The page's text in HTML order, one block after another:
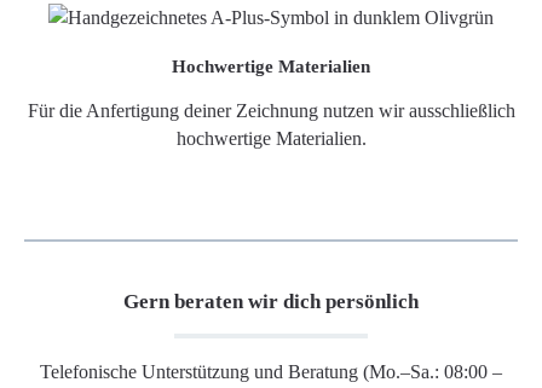
Hochwertige Materialien
Für die Anfertigung deiner Zeichnung nutzen wir ausschließlich
hochwertige Materialien.
Gern beraten wir dich persönlich
Telefonische Unterstützung und Beratung (Mo.–Sa.: 08:00 –